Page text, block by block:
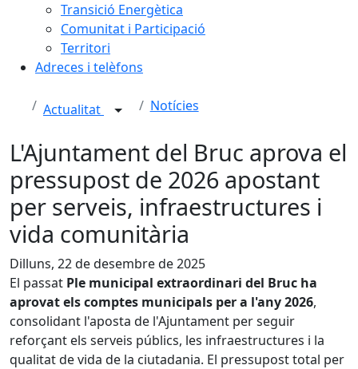
Transició Energètica
Comunitat i Participació
Territori
Adreces i telèfons
Actualitat Notícies
L'Ajuntament del Bruc aprova el
pressupost de 2026 apostant
per serveis, infraestructures i
vida comunitària
Dilluns, 22 de desembre de 2025
El passat Ple municipal extraordinari del Bruc ha
aprovat els comptes municipals per a l'any 2026,
consolidant l'aposta de l'Ajuntament per seguir
reforçant els serveis públics, les infraestructures i la
qualitat de vida de la ciutadania. El pressupost total per